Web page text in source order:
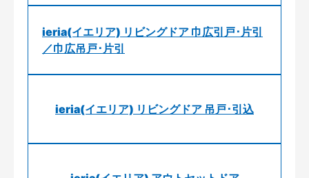
ieria(イエリア) リビングドア 巾広引戸･片引
／巾広吊戸･片引
ieria(イエリア) リビングドア 吊戸･引込